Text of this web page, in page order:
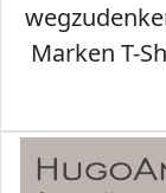
Marken T-